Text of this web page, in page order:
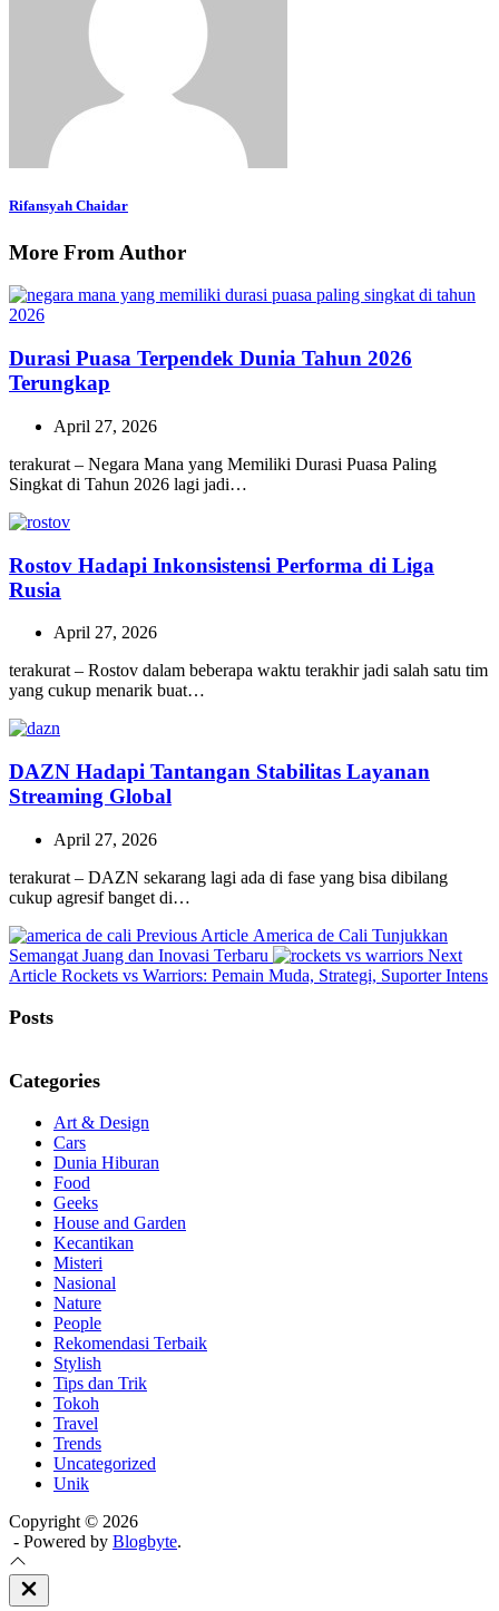
Rifansyah Chaidar
More From Author
Durasi Puasa Terpendek Dunia Tahun 2026
Terungkap
April 27, 2026
terakurat – Negara Mana yang Memiliki Durasi Puasa Paling
Singkat di Tahun 2026 lagi jadi…
Rostov Hadapi Inkonsistensi Performa di Liga
Rusia
April 27, 2026
terakurat – Rostov dalam beberapa waktu terakhir jadi salah satu tim
yang cukup menarik buat…
DAZN Hadapi Tantangan Stabilitas Layanan
Streaming Global
April 27, 2026
terakurat – DAZN sekarang lagi ada di fase yang bisa dibilang
cukup agresif banget di…
Previous Article Previous
Post:
America de Cali Tunjukkan
Semangat Juang dan Inovasi Terbaru
Next
Article Next
Rockets vs Warriors: Pemain Muda, Strategi, Suporter Intens
Posts
Categories
Art & Design
Cars
Dunia Hiburan
Food
Geeks
House and Garden
Kecantikan
Misteri
Nasional
Nature
People
Rekomendasi Terbaik
Stylish
Tips dan Trik
Tokoh
Travel
Trends
Uncategorized
Unik
Copyright © 2026
- Powered by Blogbyte.
Close
Off